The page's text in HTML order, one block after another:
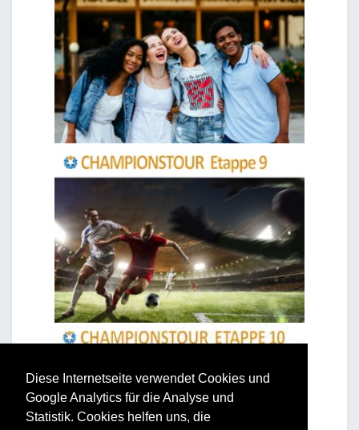
Diese Internetseite verwendet Cookies und
Google Analytics für die Analyse und
Statistik. Cookies helfen uns, die